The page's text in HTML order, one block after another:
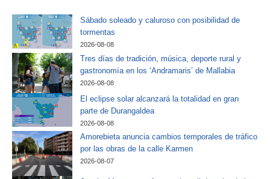
Sábado soleado y caluroso con posibilidad de
tormentas
2026-08-08
Tres días de tradición, música, deporte rural y
gastronomía en los ‘Andramaris’ de Mallabia
2026-08-08
El eclipse solar alcanzará la totalidad en gran
parte de Durangaldea
2026-08-08
Amorebieta anuncia cambios temporales de tráfico
por las obras de la calle Karmen
2026-08-07